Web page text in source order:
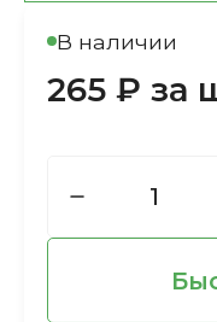
В наличии
265 ₽ за